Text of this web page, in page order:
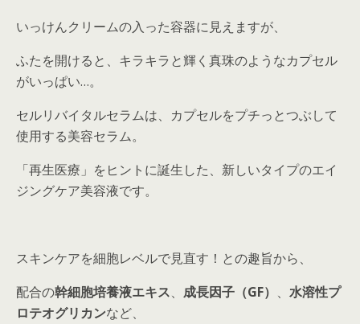
いっけんクリームの入った容器に見えますが、
ふたを開けると、キラキラと輝く真珠のようなカプセル
がいっぱい…。
セルリバイタルセラムは、カプセルをプチっとつぶして
使用する美容セラム。
「再生医療」をヒントに誕生した、新しいタイプのエイ
ジングケア美容液です。
スキンケアを細胞レベルで見直す！との趣旨から、
配合の幹細胞培養液エキス、 成長因子（GF） 、 水溶性プ
ロテオグリカンなど、